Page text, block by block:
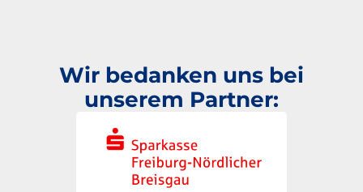
Wir bedanken uns bei
unserem Partner: